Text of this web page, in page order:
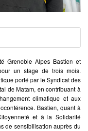
Grenoble Alpes Bastien et
un stage de trois mois.
porté par le Syndicat des
de Matam, en contribuant à
climatique et aux
Bastien, quant à
et à la Solidarité
de sensibilisation auprès du